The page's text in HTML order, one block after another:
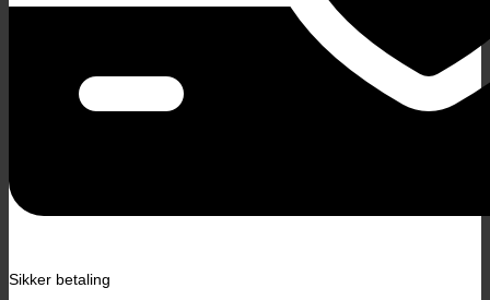
Sikker betaling